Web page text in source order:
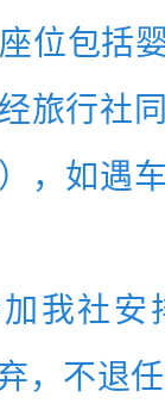
位包括
旅行社
，如遇
我社安
，不退